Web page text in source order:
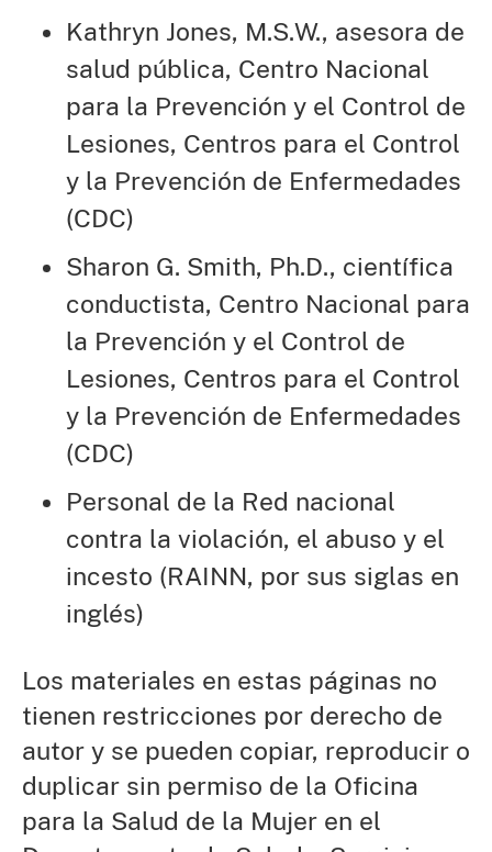
Kathryn Jones, M.S.W., asesora de
salud pública, Centro Nacional
para la Prevención y el Control de
Lesiones, Centros para el Control
y la Prevención de Enfermedades
(CDC)
Sharon G. Smith, Ph.D., científica
conductista, Centro Nacional para
la Prevención y el Control de
Lesiones, Centros para el Control
y la Prevención de Enfermedades
(CDC)
Personal de la Red nacional
contra la violación, el abuso y el
incesto (RAINN, por sus siglas en
inglés)
Los materiales en estas páginas no
tienen restricciones por derecho de
autor y se pueden copiar, reproducir o
duplicar sin permiso de la Oficina
para la Salud de la Mujer en el